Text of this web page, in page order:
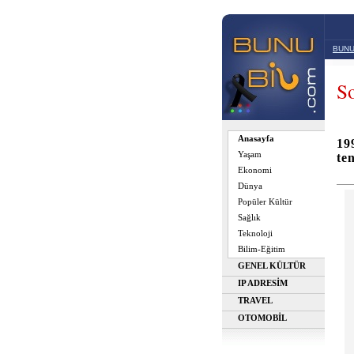
Anasayfa
Yaşam
Ekonomi
Dünya
Popüler Kültür
Sağlık
Teknoloji
Bilim-Eğitim
GENEL KÜLTÜR
IP ADRESİM
TRAVEL
OTOMOBİL